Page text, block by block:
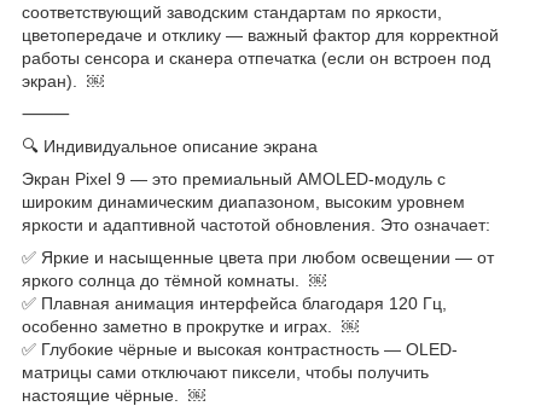
соответствующий заводским стандартам по яркости,
цветопередаче и отклику — важный фактор для корректной
работы сенсора и сканера отпечатка (если он встроен под
экран). ￼
⸻
🔍 Индивидуальное описание экрана
Экран Pixel 9 — это премиальный AMOLED-модуль с
широким динамическим диапазоном, высоким уровнем
яркости и адаптивной частотой обновления. Это означает:
✅ Яркие и насыщенные цвета при любом освещении — от
яркого солнца до тёмной комнаты. ￼
✅ Плавная анимация интерфейса благодаря 120 Гц,
особенно заметно в прокрутке и играх. ￼
✅ Глубокие чёрные и высокая контрастность — OLED-
матрицы сами отключают пиксели, чтобы получить
настоящие чёрные. ￼